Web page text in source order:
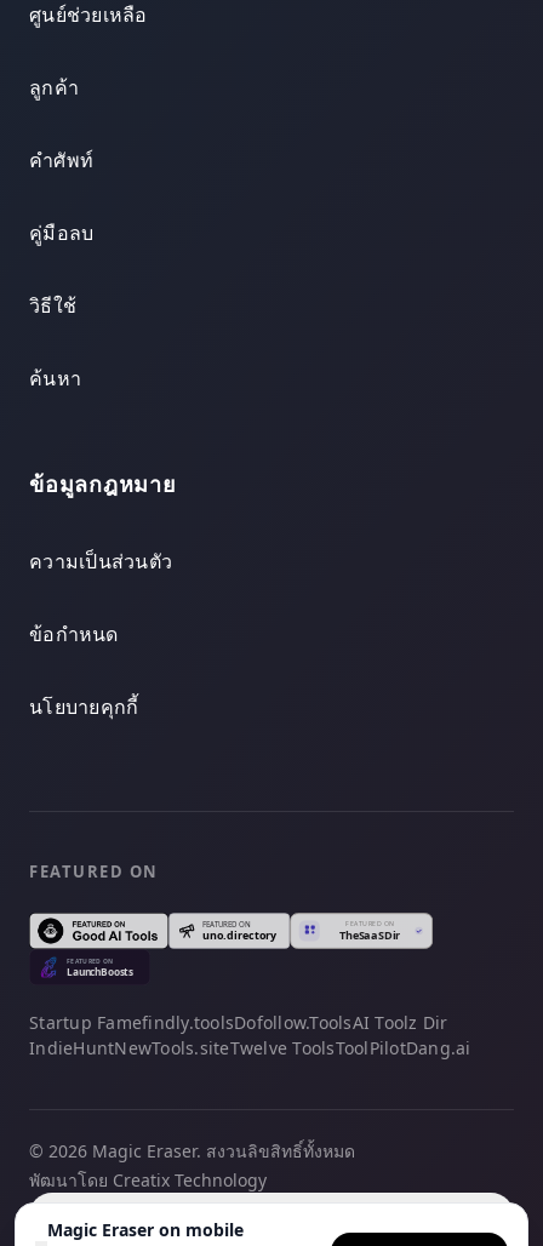
Magic Eraser on mobile
ศูนย์ช่วยเหลือ
ลูกค้า
คำศัพท์
คู่มือลบ
วิธีใช้
ค้นหา
ข้อมูลกฎหมาย
ความเป็นส่วนตัว
ข้อกำหนด
นโยบายคุกกี้
FEATURED ON
Startup Famefindly.toolsDofollow.ToolsAI Toolz Dir
IndieHuntNewTools.siteTwelve ToolsToolPilotDang.ai
© 2026 Magic Eraser. สงวนลิขสิทธิ์ทั้งหมด
พัฒนาโดย Creatix Technology